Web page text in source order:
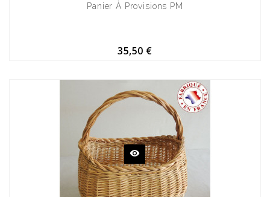
Panier À Provisions PM
35,50 €